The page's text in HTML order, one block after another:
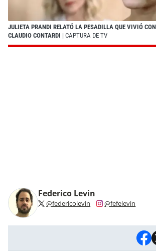
JULIETA PRANDI RELATÓ LA PESADILLA QUE VIVIÓ
CLAUDIO CONTARDI | CAPTURA DE TV
Federico Levin
@federicolevin @fefelevin